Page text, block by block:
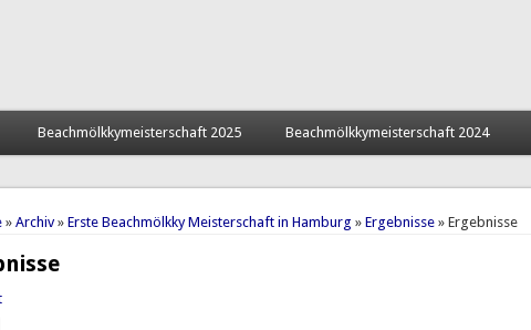
Beachmölkkymeisterschaft 2025 Beachmölkkymeisterschaft 2024
hier
»Archiv »Erste Beachmölkky Meisterschaft in Hamburg »Ergebnisse » Ergebnisse
Reiter